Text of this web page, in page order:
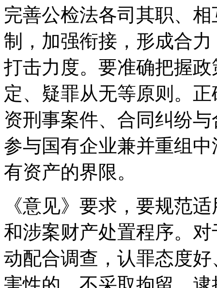
完善公检法各司其职、
制，加强衔接，形成合
打击力度。要准确把握
定、疑罪从无等原则。
资刑事案件、合同纠纷
参与国有企业兼并重组
有资产的界限。
《意见》要求，要规范
和涉案财产处置程序。
动配合调查，认罪态度